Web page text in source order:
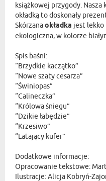
książkowej przygody. Nasza
okładką to doskonały
Skórzanaokładka jest lekko
ekologiczna, w kolorze
Spis baśni:
“Brzydkie kaczątko”
“Nowe szaty cesarza”
“Świniopas”
“Calineczka”
“Królowa śniegu”
“Dzikie łabędzie”
“Krzesiwo”
“Latający kufer”
Dodatkowe informacje:
Opracowanie tekstowe:
Ilustracje: Alicja Kobryń-